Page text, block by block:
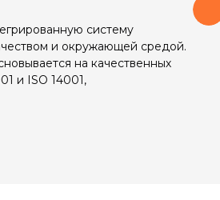
систему
и окружающей средой.
на качественных
и ISO 14001,